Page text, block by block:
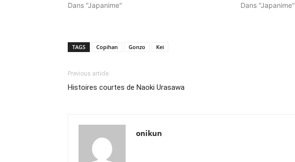
Dans "Japanime"
Dans "Japanime"
TAGS Copihan Gonzo Kei
Previous article
Histoires courtes de Naoki Urasawa
onikun